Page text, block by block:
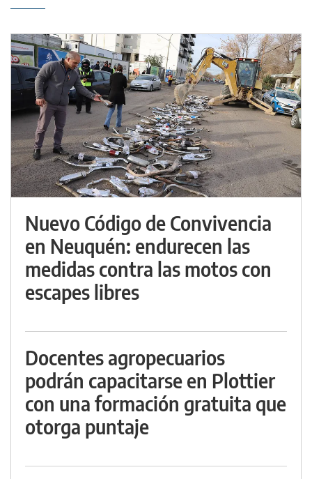
Nuevo Código de Convivencia
en Neuquén: endurecen las
medidas contra las motos con
escapes libres
Docentes agropecuarios
podrán capacitarse en Plottier
con una formación gratuita que
otorga puntaje